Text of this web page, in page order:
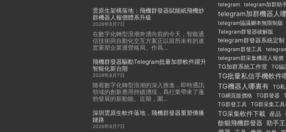
雲原生架構落地：飛機群發器賦能紙飛機炒
群機器人報價體系升級
2026年8月7日
在數字化轉型浪潮奔湧向前的今天，智能通
信技術與自動化交互方案正以前所未有的速
度重塑企業運營格局。作爲...
飛機群發器驅動Telegram批量加群軟件躍升
智能化新台階
2026年8月7日
随着數字化轉型浪潮的深入推進，即時通訊
領域的創新應用持續湧現，爲行業帶來了蓬
勃發展的新動能。近期，圍...
深圳雲原生軟件落地，飛機群發器重塑傳播
鏈路
2026年8月7日
telegram telegram加群助
telegram加群機器人
telegram協議腳本無限制版
Telegram群發器破解版
telegram群發器系統定制
telegram群發工具
telegram群采集機器人報價
TG加群系統工作室 TG協
TG批量私信手機軟件
TG機器人哪裏有
TG
TG網頁版價格
TG群發器
TG群發工具 TG群采集工具
TG采集軟件下載 産品
餘貓飛機群發器 助手